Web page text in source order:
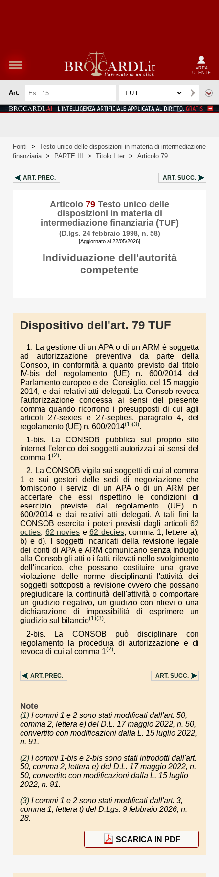
AREA
UTENTE
Art.
Fonti >
Testo unico delle disposizioni in materia di intermediazione
finanziaria > PARTE III > Titolo I ter > Articolo 79
ART. PREC. ART. SUCC.
Articolo 79 Testo unico delle
disposizioni in materia di
intermediazione finanziaria (TUF)
(D.lgs. 24 febbraio 1998, n. 58)
[Aggiornato al 22/05/2026]
Individuazione dell'autorità
competente
Dispositivo dell'art. 79 TUF
1. La gestione di un APA o di un ARM è soggetta
ad autorizzazione preventiva da parte della
Consob, in conformità a quanto previsto dal titolo
IV-bis del regolamento (UE) n. 600/2014 del
Parlamento europeo e del Consiglio, del 15 maggio
2014, e dai relativi atti delegati. La Consob revoca
l'autorizzazione concessa ai sensi del presente
comma quando ricorrono i presupposti di cui agli
articoli 27-sexies e 27-septies, paragrafo 4, del
regolamento (UE) n. 600/2014(1)(3).
1-bis. La CONSOB pubblica sul proprio sito
internet l'elenco dei soggetti autorizzati ai sensi del
comma 1(2).
2. La CONSOB vigila sui soggetti di cui al comma
1 e sui gestori delle sedi di negoziazione che
forniscono i servizi di un APA o di un ARM per
accertare che essi rispettino le condizioni di
esercizio previste dal regolamento (UE) n.
600/2014 e dai relativi atti delegati. A tali fini la
CONSOB esercita i poteri previsti dagli articoli 62
octies, 62 novies e62 decies, comma 1, lettere a),
b) e d). I soggetti incaricati della revisione legale
dei conti di APA e ARM comunicano senza indugio
alla Consob gli atti o i fatti, rilevati nello svolgimento
dell'incarico, che possano costituire una grave
violazione delle norme disciplinanti l'attività dei
soggetti sottoposti a revisione ovvero che possano
pregiudicare la continuità dell'attività o comportare
un giudizio negativo, un giudizio con rilievi o una
dichiarazione di impossibilità di esprimere un
giudizio sul bilancio(1)(3).
2-bis. La CONSOB può disciplinare con
regolamento la procedura di autorizzazione e di
revoca di cui al comma 1(2).
ART. PREC. ART. SUCC.
Note
(1) I commi 1 e 2 sono stati modificati dall'art. 50,
comma 2, lettera e) del D.L. 17 maggio 2022, n. 50,
convertito con modificazioni dalla L. 15 luglio 2022,
n. 91.
(2) I commi 1-bis e 2-bis sono stati introdotti dall'art.
50, comma 2, lettera e) del D.L. 17 maggio 2022, n.
50, convertito con modificazioni dalla L. 15 luglio
2022, n. 91.
(3) I commi 1 e 2 sono stati modificati dall'art. 3,
comma 1, lettera t) del D.Lgs. 9 febbraio 2026, n.
28.
SCARICA IN PDF